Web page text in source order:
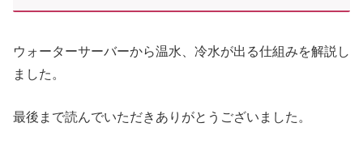
ウォーターサーバーから温水、冷水が出る仕組みを解説し
ました。
最後まで読んでいただきありがとうございました。